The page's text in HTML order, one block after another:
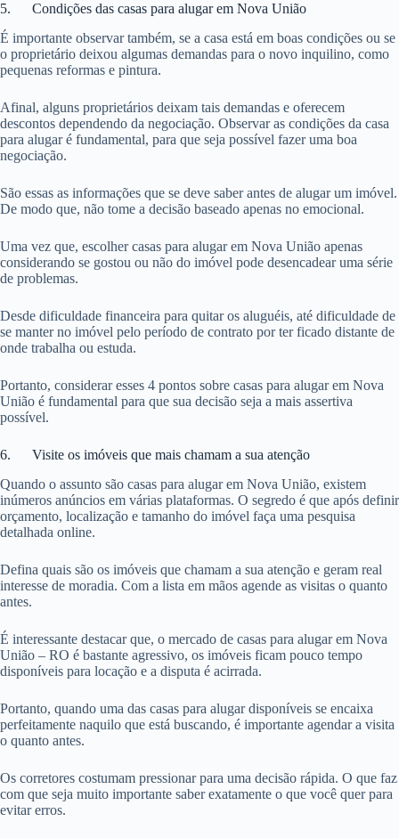
5. Condições das casas para alugar em Nova União
É importante observar também, se a casa está em boas condições ou se
o proprietário deixou algumas demandas para o novo inquilino, como
pequenas reformas e pintura.
Afinal, alguns proprietários deixam tais demandas e oferecem
descontos dependendo da negociação. Observar as condições da casa
para alugar é fundamental, para que seja possível fazer uma boa
negociação.
São essas as informações que se deve saber antes de alugar um imóvel.
De modo que, não tome a decisão baseado apenas no emocional.
Uma vez que, escolher casas para alugar em Nova União apenas
considerando se gostou ou não do imóvel pode desencadear uma série
de problemas.
Desde dificuldade financeira para quitar os aluguéis, até dificuldade de
se manter no imóvel pelo período de contrato por ter ficado distante de
onde trabalha ou estuda.
Portanto, considerar esses 4 pontos sobre casas para alugar em Nova
União é fundamental para que sua decisão seja a mais assertiva
possível.
6. Visite os imóveis que mais chamam a sua atenção
Quando o assunto são casas para alugar em Nova União, existem
inúmeros anúncios em várias plataformas. O segredo é que após definir
orçamento, localização e tamanho do imóvel faça uma pesquisa
detalhada online.
Defina quais são os imóveis que chamam a sua atenção e geram real
interesse de moradia. Com a lista em mãos agende as visitas o quanto
antes.
É interessante destacar que, o mercado de casas para alugar em Nova
União – RO é bastante agressivo, os imóveis ficam pouco tempo
disponíveis para locação e a disputa é acirrada.
Portanto, quando uma das casas para alugar disponíveis se encaixa
perfeitamente naquilo que está buscando, é importante agendar a visita
o quanto antes.
Os corretores costumam pressionar para uma decisão rápida. O que faz
com que seja muito importante saber exatamente o que você quer para
evitar erros.